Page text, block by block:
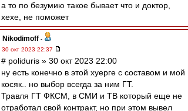
а то по безумию такое бывает что и доктор,
хехе, не поможет
Nikodimoff -
30 окт 2023 22:37
# poliduris » 30 окт 2023 22:00
ну есть конечно в этой хуерге с составом и мой
косяк.. но выбор всегда за ним ГТ.
Травля ГТ ФКСМ, в СМИ и ТВ который еще не
отработал свой контракт, но при этом вывел